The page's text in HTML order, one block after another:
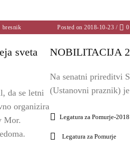
bresnik
sveta
da se letni
organizira
Mor.
Posted on 2018-10-23 / 0
NOBILITACIJA
Na senatni prireditvi
(Ustanovni praznik)
Legatura za Pomurje-2018
Legatura za Pomurje